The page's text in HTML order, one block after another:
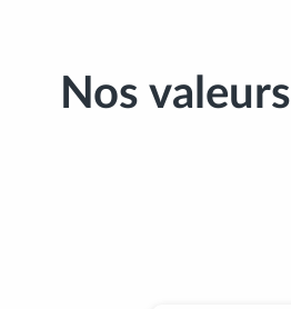
Nos valeurs